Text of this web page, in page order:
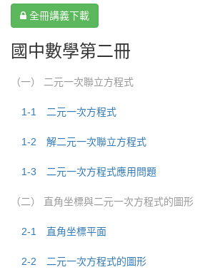
全冊講義下載
國中數學第二冊
（一） 二元一次聯立方程式
1-1 二元一次方程式
1-2 解二元一次聯立方程式
1-3 二元一次方程式應用問題
（二） 直角坐標與二元一次方程式的圖形
2-1 直角坐標平面
2-2 二元一次方程式的圖形